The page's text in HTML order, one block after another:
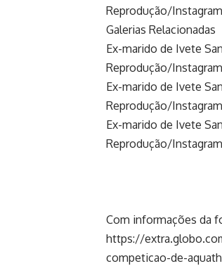
Reprodução/Instagram
Galerias Relacionadas
Ex-marido de Ivete
Reprodução/Instagram
Ex-marido de Ivete
Reprodução/Instagram
Ex-marido de Ivete
Reprodução/Instagram
Com informações da
https://
competicao-de-